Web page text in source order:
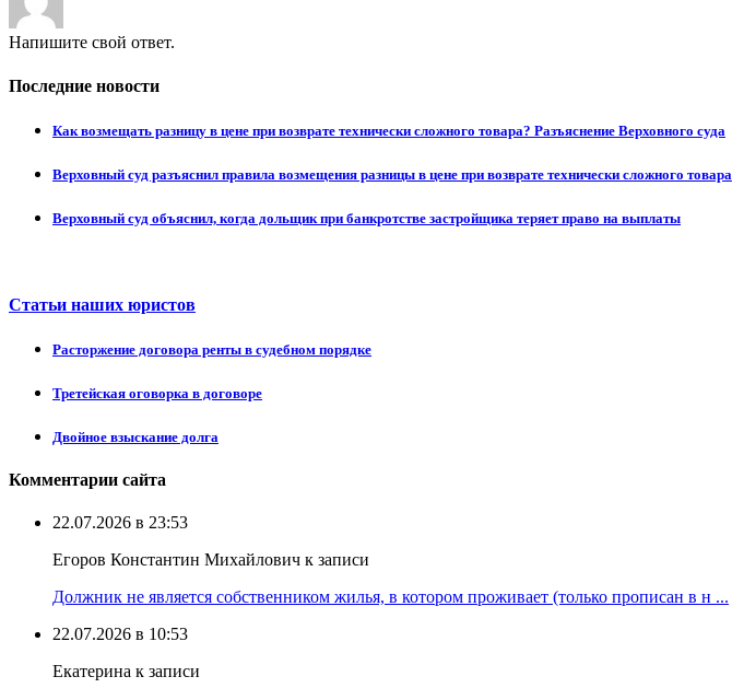
Напишите свой ответ.
Последние новости
Как возмещать разницу в цене при возврате технически сложного товара? Разъяснение Верховного суда
Верховный суд разъяснил правила возмещения разницы в цене при возврате технически сложного товара
Верховный суд объяснил, когда дольщик при банкротстве застройщика теряет право на выплаты
Статьи наших юристов
Расторжение договора ренты в судебном порядке
Третейская оговорка в договоре
Двойное взыскание долга
Комментарии сайта
22.07.2026 в 23:53
Егоров Константин Михайлович к записи
Должник не является собственником жилья, в котором проживает (только прописан в н ...
22.07.2026 в 10:53
Екатерина к записи